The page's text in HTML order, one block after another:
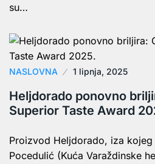
su…
NASLOVNA 1 lipnja, 2025
Heljdorado ponovno
Superior Taste Award
Proizvod Heljdorado, iza kojeg
Pocedulić (Kuća Varaždinske